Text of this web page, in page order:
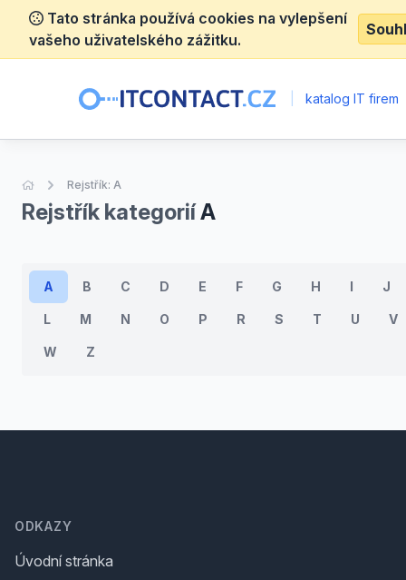
Tato stránka používá cookies na vylepšení
vašeho uživatelského zážitku.
katalog IT firem
Úvodní stránka
Rejstřík: A
Rejstřík kategoriíA
A B C D E F G H I J
L M N O P R S T U V
W Z
ODKAZY
Úvodní stránka